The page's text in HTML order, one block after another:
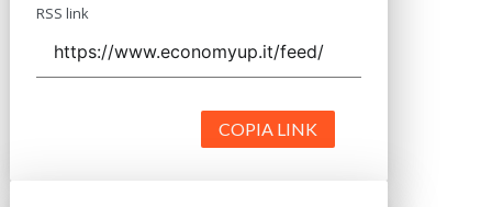
RSS link
COPIA LINK